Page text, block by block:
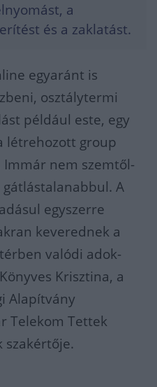
a
és a zaklatást.
egyaránt is
osztálytermi
például este, egy
létrehozott group
nem szemtől-
gátlástalanabbul. A
egyszerre
keverednek a
valódi adok-
Krisztina, a
Alapítvány
Telekom Tettek
szakértője.